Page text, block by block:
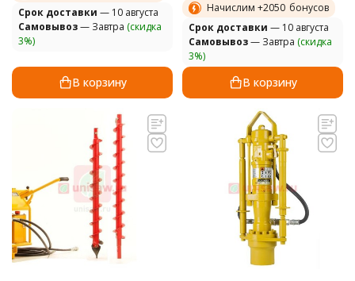
Cрок доставки — 10 августа
Самовывоз— Завтра (скидка
3%)
В корзину
Начислим +2050 бонусов
Cрок доставки — 10 августа
Самовывоз— Завтра (скидка
3%)
В корзину